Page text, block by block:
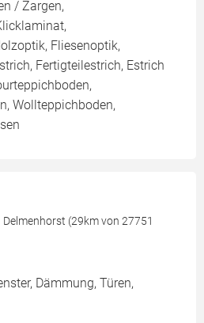
/ Zargen,
Fliesenoptik,
Fertigteilestrich, Estrich
Wollteppichboden,
(29km von 27751
Dämmung, Türen,